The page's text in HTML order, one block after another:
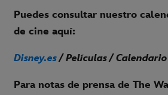
Puedes consultar nuestro
de cine aquí:
Disney.es/ Películas /
Para notas de prensa de The